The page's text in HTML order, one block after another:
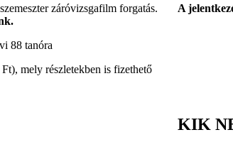
záróvizsgafilm forgatás.
88 tanóra
mely részletekben is fizethető
A
KIK